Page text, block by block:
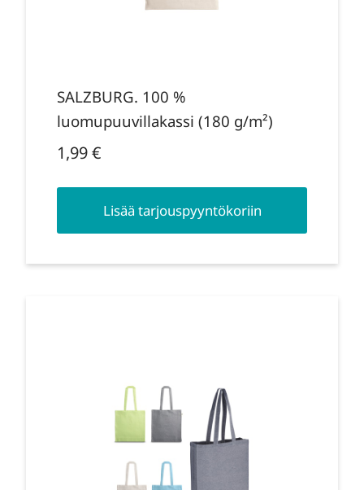
SALZBURG. 100 %
luomupuuvillakassi (180 g/m²)
1,99€
Lisää tarjouspyyntökoriin